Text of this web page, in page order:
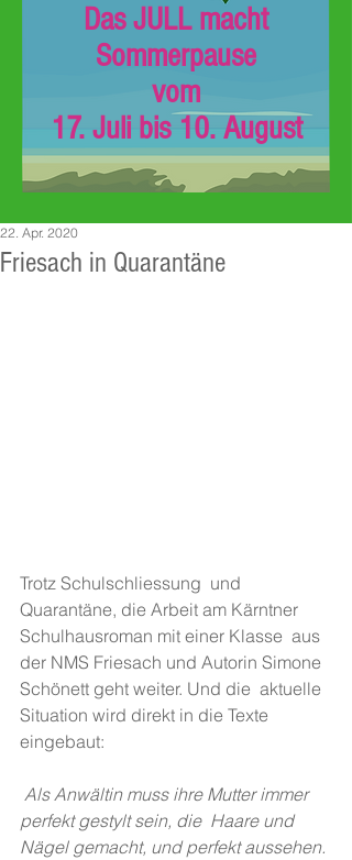
Das JULL macht
Sommerpause
vom
17. Juli bis 10. August
Friesach in Quarantäne
22. Apr. 2020
Trotz Schulschliessung  und
Quarantäne, die Arbeit am Kärntner
Schulhausroman mit einer Klasse  aus
der NMS Friesach und Autorin Simone
Schönett geht weiter. Und die  aktuelle
Situation wird direkt in die Texte
eingebaut:
Als Anwältin muss ihre Mutter immer
perfekt gestylt sein, die  Haare und
Nägel gemacht, und perfekt aussehen.